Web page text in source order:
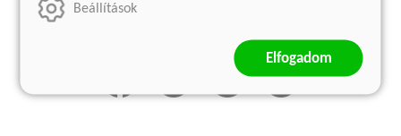
Szállítási információk
Beállítások
Elfogadom